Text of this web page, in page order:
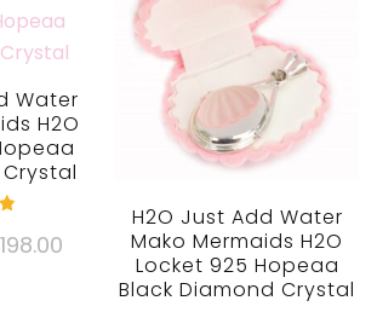
Water
H2O
198.00 Hintaluokka:
$148.00
H2O Just Add Water
Mako Mermaids H2O
Locket 925 Hopeaa
Black Diamond Crystal